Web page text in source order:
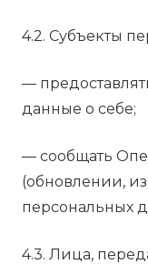
4.2. Субъекты
—
данные о себе;
— сообщать
(обновлении,
персональных
4.3. Лица,